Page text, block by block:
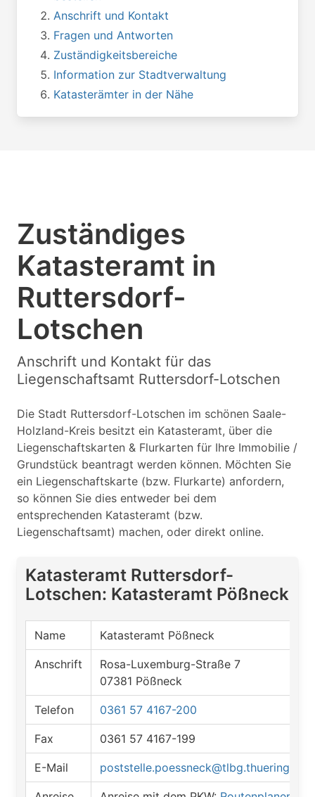
Anschrift und Kontakt
Fragen und Antworten
Zuständigkeitsbereiche
Information zur Stadtverwaltung
Katasterämter in der Nähe
Zuständiges
Katasteramt in
Ruttersdorf-
Lotschen
Anschrift und Kontakt für das
Liegenschaftsamt Ruttersdorf-Lotschen
Die Stadt Ruttersdorf-Lotschen im schönen Saale-
Holzland-Kreis besitzt ein Katasteramt, über die
Liegenschaftskarten & Flurkarten für Ihre Immobilie /
Grundstück beantragt werden können. Möchten Sie
ein Liegenschaftskarte (bzw. Flurkarte) anfordern,
so können Sie dies entweder bei dem
entsprechenden Katasteramt (bzw.
Liegenschaftsamt) machen, oder direkt online.
Katasteramt Ruttersdorf-
Lotschen: Katasteramt Pößneck
Name Katasteramt Pößneck
Anschrift
Rosa-Luxemburg-Straße 7
07381 Pößneck
Telefon 0361 57 4167-200
Fax 0361 57 4167-199
E-Mail